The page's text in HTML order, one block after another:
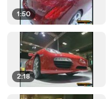
1:50
2:18